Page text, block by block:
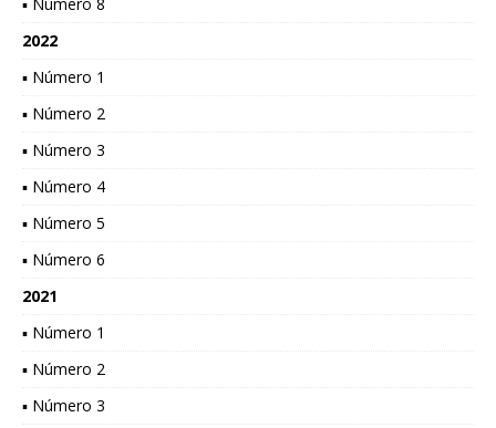
2022
▪ Número 1
▪ Número 2
▪ Número 3
▪ Número 4
▪ Número 5
▪ Número 6
2021
▪ Número 1
▪ Número 2
▪ Número 3